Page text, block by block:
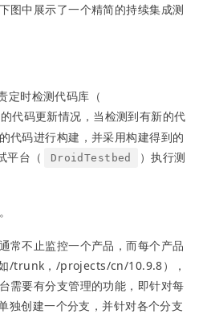
图中展示了一个精简的持续集成测
定时检测代码库（
代码更新情况，当检测到有新的代
代码进行构建，并采用构建得到的
平台（
DroidTestbed
）执行测
常不止监控一个产品，而每个产品
/trunk，/projects/cn/10.9.8），
需要有分支管理的功能，即针对每
独创建一个分支，并针对各个分支